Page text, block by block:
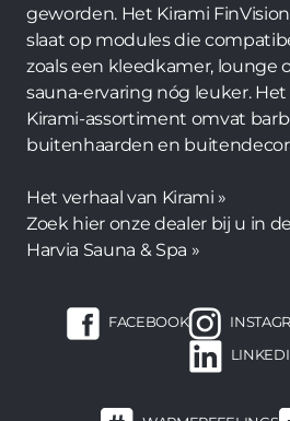
geworden. Het Kirami
slaat op modules die
zoals een kleedkamer, lounge
sauna-ervaring nóg leuker.
Kirami-assortiment omvat
buitenhaarden en
Het verhaal van Kirami »
Zoek hier onze dealer bij u in
Harvia Sauna & Spa »
FACEBOOK